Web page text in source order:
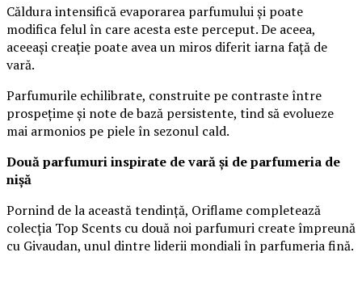
Căldura intensifică evaporarea parfumului și poate
modifica felul în care acesta este perceput. De aceea,
aceeași creație poate avea un miros diferit iarna față de
vară.
Parfumurile echilibrate, construite pe contraste între
prospețime și note de bază persistente, tind să evolueze
mai armonios pe piele în sezonul cald.
Două parfumuri inspirate de vară și de parfumeria de
nișă
Pornind de la această tendință, Oriflame completează
colecția Top Scents cu două noi parfumuri create împreună
cu Givaudan, unul dintre liderii mondiali în parfumeria fină.